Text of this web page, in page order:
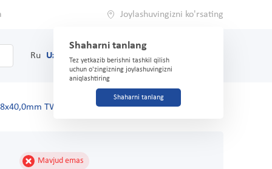
Joylashuvingizni ko'rsating
Shaharni tanlang
Tez yetkazib berishni tashkil qilish
uchun o'zingizning joylashuvingizni
aniqlashtiring
Shaharni tanlang
Ru Uz (71) 200-03-03
TW ikki qismli Luer
Mavjud emas